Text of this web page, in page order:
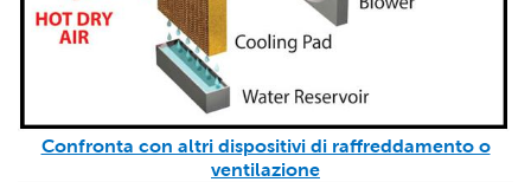
Confronta con altri dispositivi di raffreddamento o
ventilazione